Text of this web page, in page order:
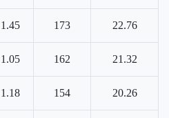
1.45 173 22.76
1.05 162 21.32
1.18 154 20.26